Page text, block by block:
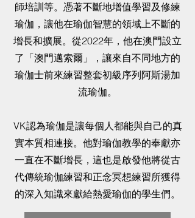
師培訓等。憑著不斷地增值學習及修練
瑜伽，讓他在瑜伽智慧的領域上不斷的
增長和擴展。從2022年，他在澳門設立
了「澳門邁索爾」，讓來自不同地方的
瑜伽士前來練習整套初級序列阿斯湯加
流瑜伽。
VK認為瑜伽是讓每個人都能與自己的真
實本質相連接。他對瑜伽教學的奉獻亦
一直在不斷增長，這也是啟發他將從古
代傳統瑜伽練習和正念冥想練習所獲得
的深入知識來獻給熱愛瑜伽的學生們。